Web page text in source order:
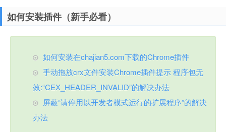
如何安装插件（新手必看）
如何安装在chajian5.com下载的Chrome插件
手动拖放crx文件安装Chrome插件提示 程序包无
效:“CEX_HEADER_INVALID”的解决办法
屏蔽“请停用以开发者模式运行的扩展程序”的解决
办法